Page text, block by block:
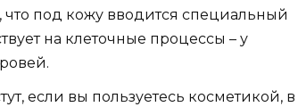
что под кожу вводится специальный
на клеточные процессы – у
если вы пользуетесь косметикой, в